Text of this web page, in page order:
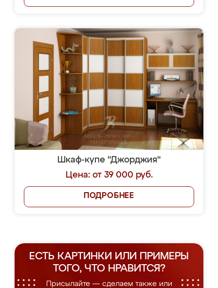
Шкаф-купе "Джорджия"
Цена: от 39 000 руб.
ПОДРОБНЕЕ
ЕСТЬ КАРТИНКИ ИЛИ ПРИМЕРЫ
ТОГО, ЧТО НРАВИТСЯ?
Присылайте — сделаем также или